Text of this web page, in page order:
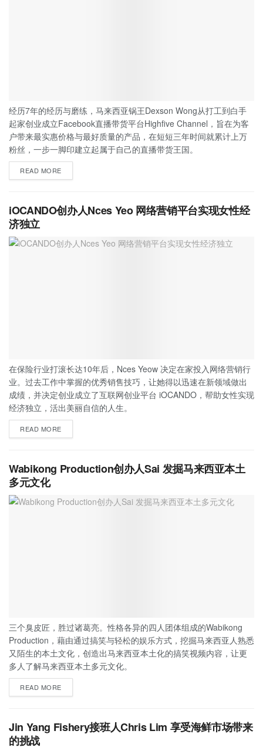
经历7年的经历与磨练，马来西亚锅王Dexson Wong从打工到白手
起家创业成立Facebook直播带货平台Highfive Channel，旨在为客
户带来最实惠价格与最好质量的产品，在短短三年时间就累计上万
粉丝，一步一脚印建立起属于自己的直播带货王国。
READ MORE
iOCANDO创办人Nces Yeo 网络营销平台实现女性经
济独立
在保险行业打滚长达10年后，Nces Yeow 决定在家投入网络营销行
业。过去工作中掌握的优秀销售技巧，让她得以迅速在新领域做出
成绩，并决定创业成立了互联网创业平台 iOCANDO，帮助女性实现
经济独立，活出美丽自信的人生。
READ MORE
Wabikong Production创办人Sai 发掘马来西亚本土
多元文化
三个臭皮匠，胜过诸葛亮。性格各异的四人团体组成的Wabikong
Production，藉由通过搞笑与轻松的娱乐方式，挖掘马来西亚人熟悉
又陌生的本土文化，创造出马来西亚本土化的搞笑视频内容，让更
多人了解马来西亚本土多元文化。
READ MORE
Jin Yang Fishery接班人Chris Lim 享受海鲜市场带来
的挑战